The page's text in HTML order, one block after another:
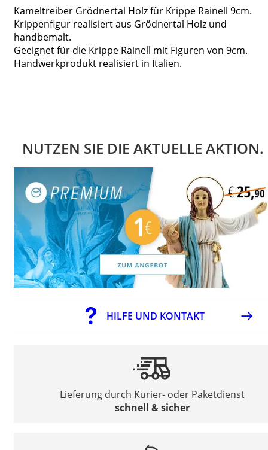
Kameltreiber Grödnertal Holz für Krippe Rainell 9cm.
Krippenfigur realisiert aus Grödnertal Holz und
handbemalt.
Geeignet für die Krippe Rainell mit Figuren von 9cm.
Handwerkprodukt realisiert in Italien.
NUTZEN SIE DIE AKTUELLE AKTION.
HILFE UND KONTAKT
Lieferung durch Kurier- oder Paketdienst
schnell & sicher